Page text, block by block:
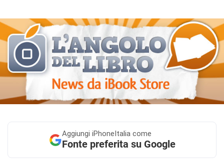
Aggiungi iPhoneItalia come
Fonte preferita su Google